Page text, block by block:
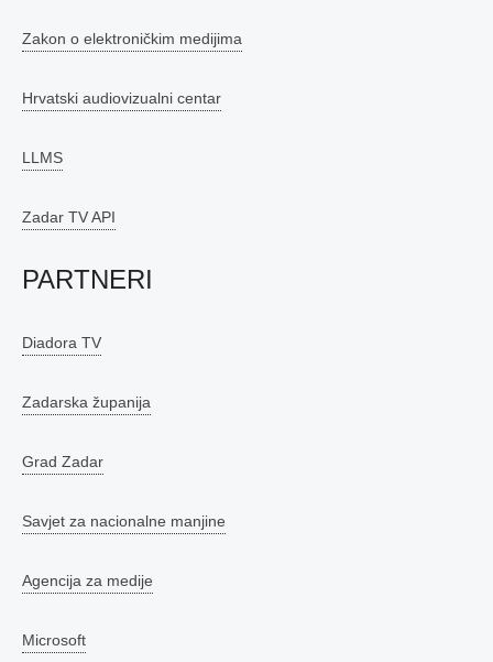
Zakon o elektroničkim medijima
Hrvatski audiovizualni centar
LLMS
Zadar TV API
PARTNERI
Diadora TV
Zadarska županija
Grad Zadar
Savjet za nacionalne manjine
Agencija za medije
Microsoft